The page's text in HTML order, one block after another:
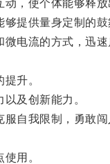
，使个体能够释放
提供量身定制的鼓
流的方式，迅速
升。
及创新能力。
我限制，勇敢闯
用。